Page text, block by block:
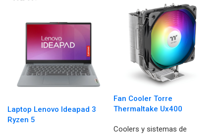
Laptop Lenovo Ideapad 3
Ryzen 5
Fan Cooler Torre
Thermaltake Ux400
Coolers y sistemas de